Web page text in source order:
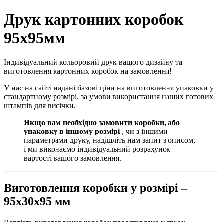
Друк картонних коробок
95х95мм
Індивідуальний кольоровий друк вашого дизайну та
виготовлення картонних коробок на замовлення!
У нас на сайті надані базові ціни на виготовлення упаковки у
стандартному розмірі, за умови використання наших готових
штампів для висічки.
Якщо вам необхідно замовити коробки, або
упаковку в іншому розмірі , чи з іншими
параметрами друку, надішліть нам запит з описом,
і ми виконаємо індивідуальний розрахунок
вартості вашого замовлення.
Виготовлення коробки у розмірі –
95х30х95 мм